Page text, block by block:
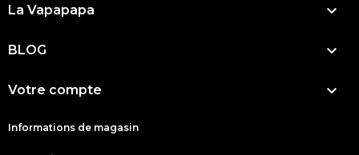
La Vapapapa 
BLOG 
Votre compte 
Informations de magasin